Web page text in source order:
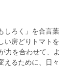
しろく」を合言葉
い房どりトマトを
力を合わせて、よ
えるために、日々